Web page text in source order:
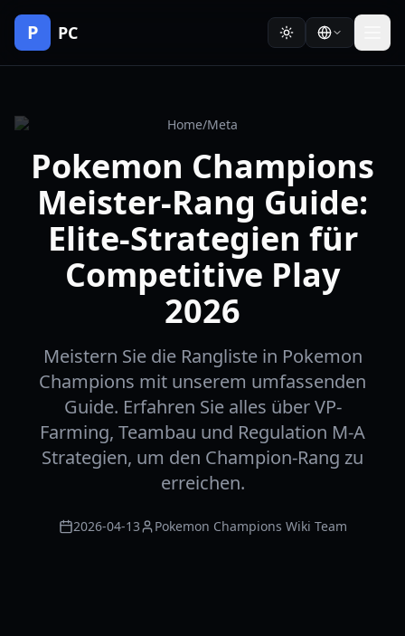
P PC
Home/Meta
Pokemon Champions
Meister-Rang Guide:
Elite-Strategien für
Competitive Play
2026
Meistern Sie die Rangliste in Pokemon
Champions mit unserem umfassenden
Guide. Erfahren Sie alles über VP-
Farming, Teambau und Regulation M-A
Strategien, um den Champion-Rang zu
erreichen.
2026-04-13 Pokemon Champions Wiki Team